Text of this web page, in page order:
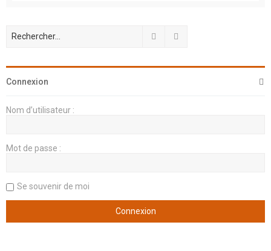
Rechercher
Connexion
Nom d’utilisateur :
Mot de passe :
Se souvenir de moi